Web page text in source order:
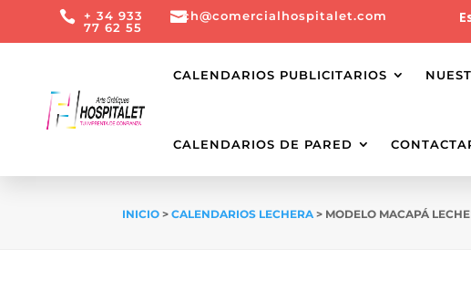
 + 34 933
77 62 55
ch@comercialhospitalet.com
CALENDARIOS PUBLICITARIOS
CALENDARIOS DE PARED
INICIO >CALENDARIOS LECHERA > MODELO MACAPÁ